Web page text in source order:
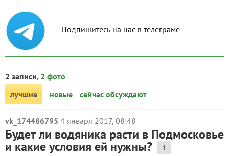
Подпишитесь на нас в телеграме
2 записи, 2 фото
лучшие
новые сейчас обсуждают
vk_174486795 4 января 2017, 08:48
Будет ли водяника расти в Подмосковье
и какие условия ей нужны? 1